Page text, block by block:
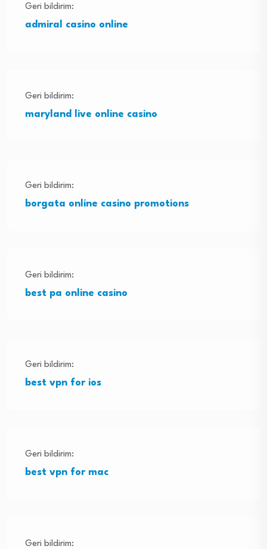
Geri bildirim:
admiral casino online
Geri bildirim:
maryland live online casino
Geri bildirim:
borgata online casino promotions
Geri bildirim:
best pa online casino
Geri bildirim:
best vpn for ios
Geri bildirim:
best vpn for mac
Geri bildirim: